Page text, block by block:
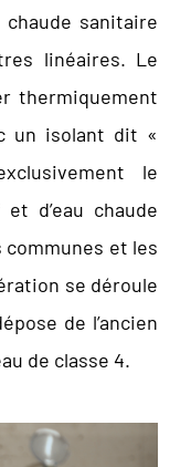
chaude sanitaire
linéaires. Le
thermiquement
un isolant dit «
le
d’eau chaude
et les
se déroule
de l’ancien
de classe 4.